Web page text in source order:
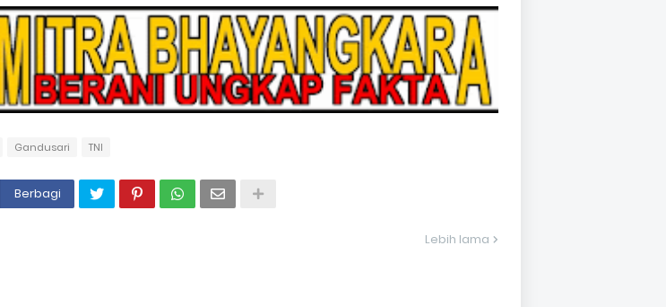
Gandusari TNI
Berbagi
Lebih lama